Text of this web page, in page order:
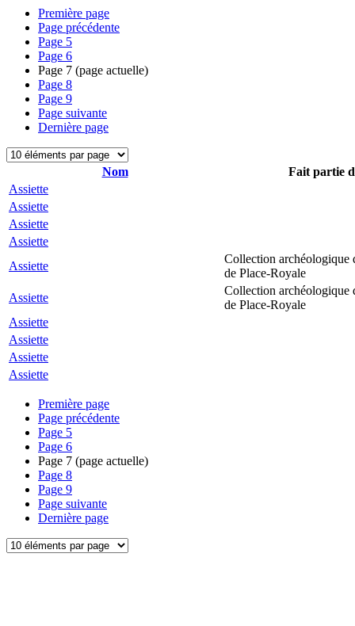
Première page
Page précédente
Page 5
Page 6
Page 7 (page actuelle)
Page 8
Page 9
Page suivante
Dernière page
Nom
Fait partie
Assiette
Assiette
Assiette
Assiette
Assiette
Collection archéologique
de Place-Royale
Assiette
Collection archéologique
de Place-Royale
Assiette
Assiette
Assiette
Assiette
Première page
Page précédente
Page 5
Page 6
Page 7 (page actuelle)
Page 8
Page 9
Page suivante
Dernière page